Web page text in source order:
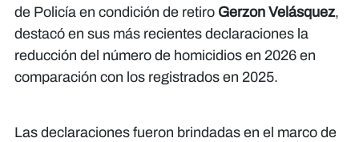
de Policía en condición de retiro Gerzon Velásquez,
destacó en sus más recientes declaraciones la
reducción del número de homicidios en 2026 en
comparación con los registrados en 2025.
Las declaraciones fueron brindadas en el marco de